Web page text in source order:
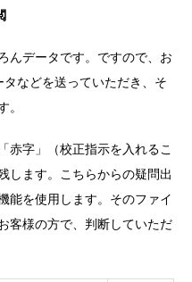
んデータです。ですので、お
などを送っていただき、そ
赤字」（校正指示を入れるこ
します。こちらからの疑問出
能を使用します。そのファイ
客様の方で、判断していただ